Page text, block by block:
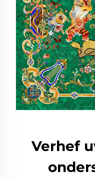
Verhef